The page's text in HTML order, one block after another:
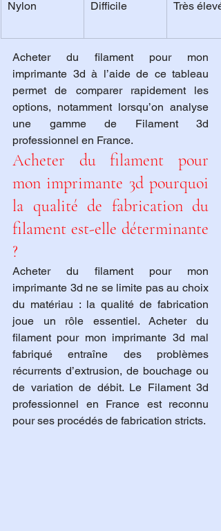
Nylon Difficile Très
Acheter du filament pour mon
imprimante 3d à l’aide de ce tableau
permet de comparer rapidement les
options, notamment lorsqu’on analyse
une gamme de Filament 3d
professionnel en France.
Acheter du filament pour
mon imprimante 3d pourquoi
la qualité de fabrication du
filament est-elle déterminante
?
Acheter du filament pour mon
imprimante 3d ne se limite pas au choix
du matériau : la qualité de fabrication
joue un rôle essentiel. Acheter du
filament pour mon imprimante 3d mal
fabriqué entraîne des problèmes
récurrents d’extrusion, de bouchage ou
de variation de débit. Le Filament 3d
professionnel en France est reconnu
pour ses procédés de fabrication stricts.